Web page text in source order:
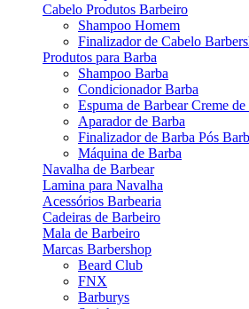
Cabelo Produtos Barbeiro
Shampoo Homem
Finalizador de Cabelo
Produtos para Barba
Shampoo Barba
Condicionador Barba
Espuma de Barbear Creme
Aparador de Barba
Finalizador de Barba Pós
Máquina de Barba
Navalha de Barbear
Lamina para Navalha
Acessórios Barbearia
Cadeiras de Barbeiro
Mala de Barbeiro
Marcas Barbershop
Beard Club
FNX
Barburys